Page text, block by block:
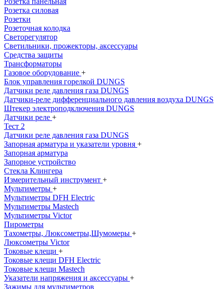
Розетка силовая
Розетки
Розеточная колодка
Светорегулятор
Светильники, прожекторы, аксессуары
Средства защиты
Трансформаторы
Газовое оборудование +
Блок управления горелкой DUNGS
Датчики реле давления газа DUNGS
Датчики-реле дифференциального давления воздуха DUNGS
Штекер электроподключения DUNGS
Датчики реле +
Тест 2
Датчики реле давления газа DUNGS
Запорная арматура и указатели уровня +
Запорная арматура
Запорное устройство
Стекла Клингера
Измерительный инструмент +
Мультиметры +
Мультиметры DFH Electric
Мультиметры Mastech
Мультиметры Victor
Пирометры
Тахометры, Люксометры,Шумомеры +
Люксометры Victor
Токовые клещи +
Токовые клещи DFH Electric
Токовые клещи Mastech
Указатели напряжения и аксессуары +
Зажимы для мультиметров